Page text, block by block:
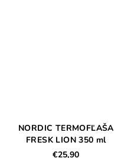
NORDIC TERMOFĽAŠA
FRESK LION 350 ml
€25,90